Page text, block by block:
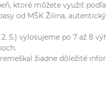
ktoré môžete využiť
od MŠK Žilina,
2. 5.) vylosujeme po 7 až 8
žiadne dôležité